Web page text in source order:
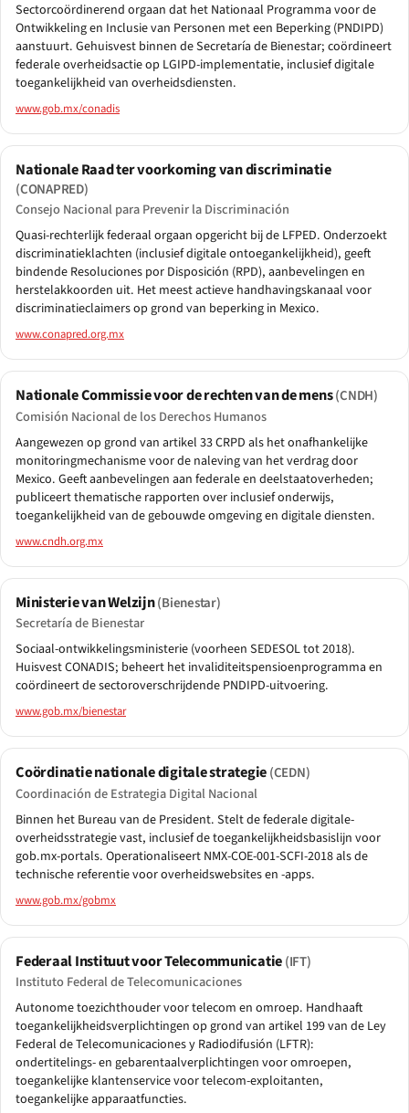
Sectorcoördinerend orgaan dat het Nationaal Programma voor de
Ontwikkeling en Inclusie van Personen met een Beperking (PNDIPD)
aanstuurt. Gehuisvest binnen de Secretaría de Bienestar; coördineert
federale overheidsactie op LGIPD-implementatie, inclusief digitale
toegankelijkheid van overheidsdiensten.
www.gob.mx/conadis
Nationale Raad ter voorkoming van discriminatie
(CONAPRED)
Consejo Nacional para Prevenir la Discriminación
Quasi-rechterlijk federaal orgaan opgericht bij de LFPED. Onderzoekt
discriminatieklachten (inclusief digitale ontoegankelijkheid), geeft
bindende Resoluciones por Disposición (RPD), aanbevelingen en
herstelakkoorden uit. Het meest actieve handhavingskanaal voor
discriminatieclaimers op grond van beperking in Mexico.
www.conapred.org.mx
Nationale Commissie voor de rechten van de mens(CNDH)
Comisión Nacional de los Derechos Humanos
Aangewezen op grond van artikel 33 CRPD als het onafhankelijke
monitoringmechanisme voor de naleving van het verdrag door
Mexico. Geeft aanbevelingen aan federale en deelstaatoverheden;
publiceert thematische rapporten over inclusief onderwijs,
toegankelijkheid van de gebouwde omgeving en digitale diensten.
www.cndh.org.mx
Ministerie van Welzijn(Bienestar)
Secretaría de Bienestar
Sociaal-ontwikkelingsministerie (voorheen SEDESOL tot 2018).
Huisvest CONADIS; beheert het invaliditeitspensioenprogramma en
coördineert de sectoroverschrijdende PNDIPD-uitvoering.
www.gob.mx/bienestar
Coördinatie nationale digitale strategie(CEDN)
Coordinación de Estrategia Digital Nacional
Binnen het Bureau van de President. Stelt de federale digitale-
overheidsstrategie vast, inclusief de toegankelijkheidsbasislijn voor
gob.mx-portals. Operationaliseert NMX-COE-001-SCFI-2018 als de
technische referentie voor overheidswebsites en -apps.
www.gob.mx/gobmx
Federaal Instituut voor Telecommunicatie(IFT)
Instituto Federal de Telecomunicaciones
Autonome toezichthouder voor telecom en omroep. Handhaaft
toegankelijkheidsverplichtingen op grond van artikel 199 van de Ley
Federal de Telecomunicaciones y Radiodifusión (LFTR):
ondertitelings- en gebarentaalverplichtingen voor omroepen,
toegankelijke klantenservice voor telecom-exploitanten,
toegankelijke apparaatfuncties.